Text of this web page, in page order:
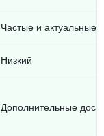
Частые и актуальные
Низкий
Дополнительные